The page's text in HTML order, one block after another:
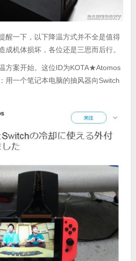
醒一下，以下降温方式并不全是值得
成机体损坏，各位还是三思而后行。
方案开始。这位ID为KOTA★Atomos
用一个笔记本电脑的抽风器向Switch